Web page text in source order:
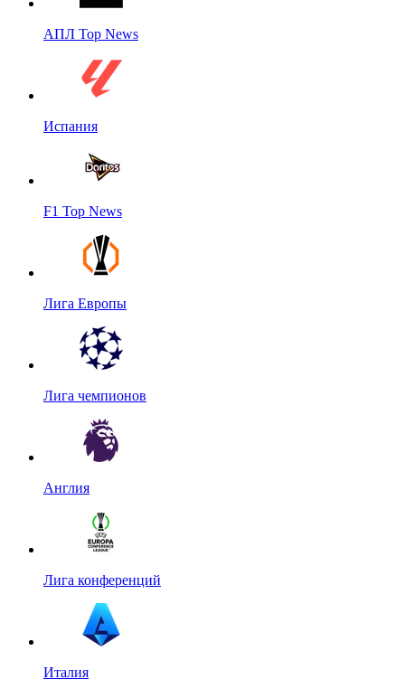
АПЛ Top News
Испания
F1 Top News
Лига Европы
Лига чемпионов
Англия
Лига конференций
Италия